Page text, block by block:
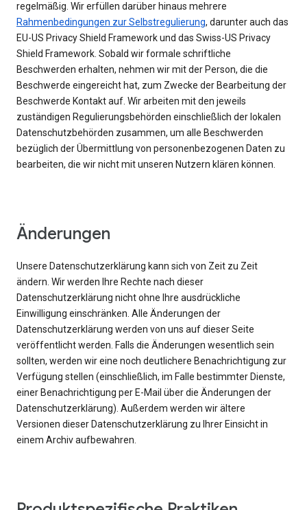
regelmäßig. Wir erfüllen darüber hinaus mehrere
Rahmenbedingungen zur Selbstregulierung, darunter auch das
EU-US Privacy Shield Framework und das Swiss-US Privacy
Shield Framework. Sobald wir formale schriftliche
Beschwerden erhalten, nehmen wir mit der Person, die die
Beschwerde eingereicht hat, zum Zwecke der Bearbeitung der
Beschwerde Kontakt auf. Wir arbeiten mit den jeweils
zuständigen Regulierungsbehörden einschließlich der lokalen
Datenschutzbehörden zusammen, um alle Beschwerden
bezüglich der Übermittlung von personenbezogenen Daten zu
bearbeiten, die wir nicht mit unseren Nutzern klären können.
Änderungen
Unsere Datenschutzerklärung kann sich von Zeit zu Zeit
ändern. Wir werden Ihre Rechte nach dieser
Datenschutzerklärung nicht ohne Ihre ausdrückliche
Einwilligung einschränken. Alle Änderungen der
Datenschutzerklärung werden von uns auf dieser Seite
veröffentlicht werden. Falls die Änderungen wesentlich sein
sollten, werden wir eine noch deutlichere Benachrichtigung zur
Verfügung stellen (einschließlich, im Falle bestimmter Dienste,
einer Benachrichtigung per E-Mail über die Änderungen der
Datenschutzerklärung). Außerdem werden wir ältere
Versionen dieser Datenschutzerklärung zu Ihrer Einsicht in
einem Archiv aufbewahren.